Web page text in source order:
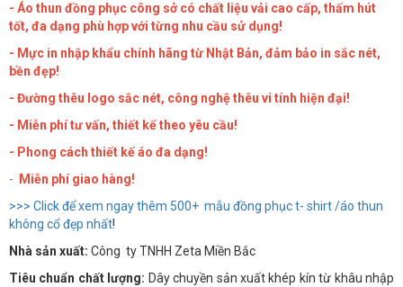
- Áo thun đồng phục công sở có chất liệu vải cao cấp, thấm hút
tốt, đa dạng phù hợp với từng nhu cầu sử dụng!
- Mực in nhập khẩu chính hãng từ Nhật Bản, đảm bảo in sắc nét,
bền đẹp!
- Đường thêu logo sắc nét, công nghệ thêu vi tính hiện đại!
- Miễn phí tư vấn, thiết kế theo yêu cầu!
- Phong cách thiết kế áo đa dạng!
- Miễn phí giao hàng!
>>> Click để xem ngay thêm 500+ mẫu đồng phục t- shirt /áo thun
không cổ đẹp nhất!
Nhà sản xuất: Công ty TNHH Zeta Miền Bắc
Tiêu chuẩn chất lượng: Dây chuyền sản xuất khép kín từ khâu nhập